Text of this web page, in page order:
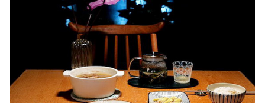
創意出版服務